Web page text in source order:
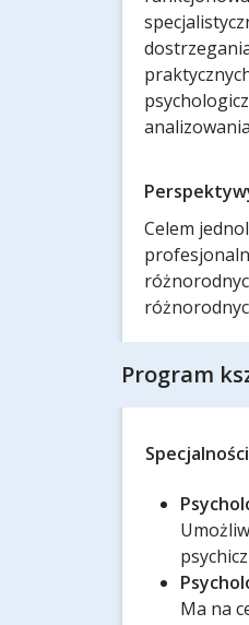
Celem
Program
Specjalności
Ma na